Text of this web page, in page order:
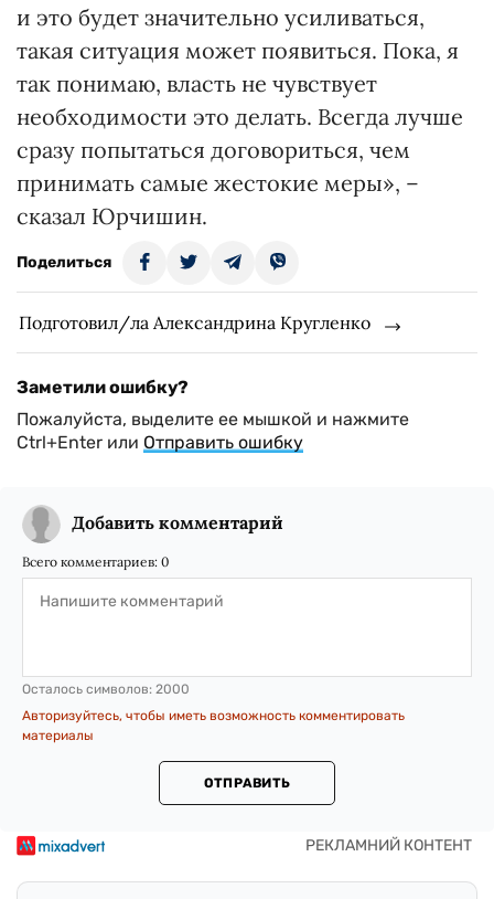
и это будет значительно усиливаться,
такая ситуация может появиться. Пока, я
так понимаю, власть не чувствует
необходимости это делать. Всегда лучше
сразу попытаться договориться, чем
принимать самые жестокие меры», –
сказал Юрчишин.
Поделиться
Подготовил/ла Александрина Кругленко
Заметили ошибку?
Пожалуйста, выделите ее мышкой и нажмите
Ctrl+Enter или Отправить ошибку
Добавить комментарий
Всего комментариев: 0
Осталось символов: 2000
Авторизуйтесь, чтобы иметь возможность комментировать
материалы
ОТПРАВИТЬ